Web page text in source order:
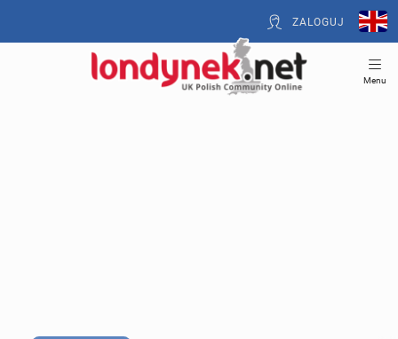
ZALOGUJ
Menu